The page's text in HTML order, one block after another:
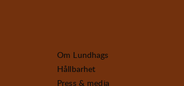
Om Lundhags
Hållbarhet
Press & media